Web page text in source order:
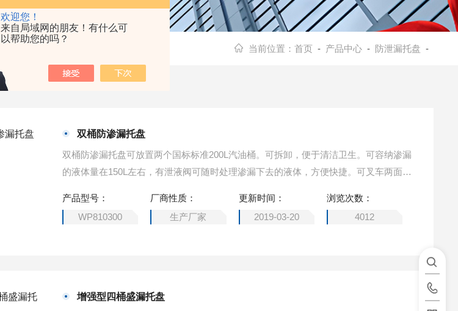
欢迎您！
来自局域网的朋友！有什么可
以帮助您的吗？
当前位置： 首页 - 产品中心- 防泄漏托盘 -
双桶防渗漏托盘
双桶防渗漏托盘可放置两个国标标准200L汽油桶。可拆卸，便于清洁卫生。可容纳渗漏
的液体量在150L左右，有泄液阀可随时处理渗漏下去的液体，方便快捷。可叉车两面叉
产品型号：
WP810300
厂商性质：
生产厂家
更新时间：
2019-03-20
浏览次数：
4012
增强型四桶盛漏托盘